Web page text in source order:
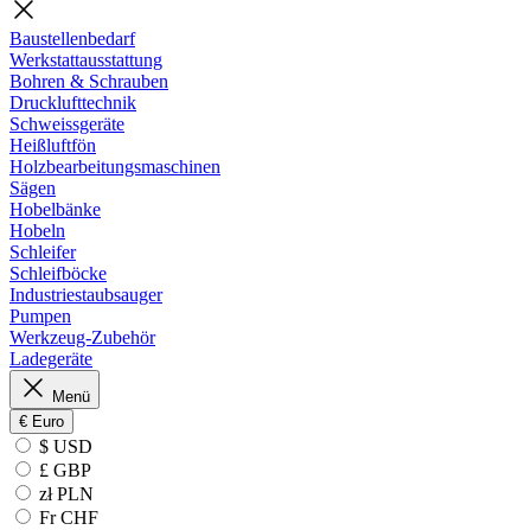
Baustellenbedarf
Werkstattausstattung
Bohren & Schrauben
Drucklufttechnik
Schweissgeräte
Heißluftfön
Holzbearbeitungsmaschinen
Sägen
Hobelbänke
Hobeln
Schleifer
Schleifböcke
Industriestaubsauger
Pumpen
Werkzeug-Zubehör
Ladegeräte
Menü
€ Euro
$ USD
£ GBP
zł PLN
Fr CHF